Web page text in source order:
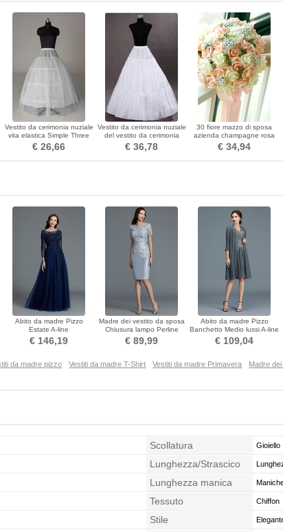
Vestito da cerimonia nuziale
vita elastica Simple Three
rims Perimetro Pizzo rifinito
€ 26,66
Vestito da cerimonia nuziale
del vestito da cerimonia
nuziale Vestito elastico
standard senza frame
€ 36,78
30 fiore mazzo di sposa
azienda champagne rosa
simulazione fiore matrimonio
damigella d'onore
€ 34,94
Abito da madre Pizzo
Estate A-line
Sovrapposizione di pizzo
Lunghezza piano
€ 146,19
Madre dei vestito da sposa
Chiusura lampo Perline
Sovrapposizione di pizzo
€ 89,99
Abito da madre Pizzo
Banchetto Medio lussi A-line
Maniche cotta
€ 109,04
da madre pizzo Vestiti da madre T-Shirt Vestiti da madre Primavera Madre
Scollatura Gioiello
Lunghezza/Strascico
Lunghezza manica
Tessuto Chiffon
Stile